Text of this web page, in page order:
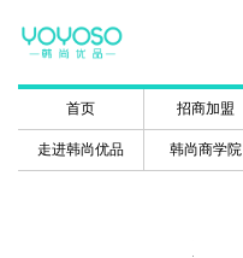
首页 招商加盟
走进韩尚优品 韩尚商学院